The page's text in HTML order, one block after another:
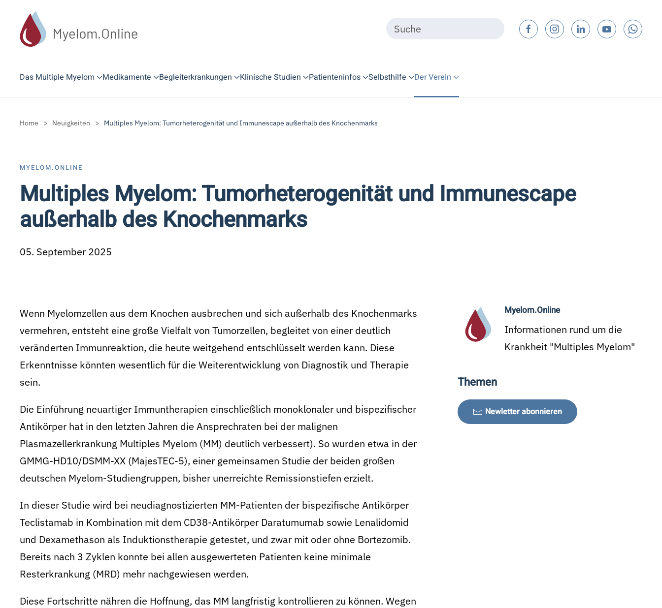
Zum Hauptinhalt springen
Das Multiple Myelom Medikamente Begleiterkrankungen Klinische Studien Patienteninfos Selbsthilfe Der Verein
Home Neuigkeiten Multiples Myelom: Tumorheterogenität und Immunescape außerhalb des Knochenmarks
MYELOM.ONLINE
Multiples Myelom: Tumorheterogenität und Immunescape
außerhalb des Knochenmarks
05. September 2025
Wenn Myelomzellen aus dem Knochen ausbrechen und sich außerhalb des Knochenmarks
vermehren, entsteht eine große Vielfalt von Tumorzellen, begleitet von einer deutlich
veränderten Immunreaktion, die heute weitgehend entschlüsselt werden kann. Diese
Erkenntnisse könnten wesentlich für die Weiterentwicklung von Diagnostik und Therapie
sein.
Die Einführung neuartiger Immuntherapien einschließlich monoklonaler und bispezifischer
Antikörper hat in den letzten Jahren die Ansprechraten bei der malignen
Plasmazellerkrankung Multiples Myelom (MM) deutlich verbessert). So wurden etwa in der
GMMG-HD10/DSMM-XX (MajesTEC-5), einer gemeinsamen Studie der beiden großen
deutschen Myelom-Studiengruppen, bisher unerreichte Remissionstiefen erzielt.
In dieser Studie wird bei neudiagnostizierten MM-Patienten der bispezifische Antikörper
Teclistamab in Kombination mit dem CD38-Antikörper Daratumumab sowie Lenalidomid
und Dexamethason als Induktionstherapie getestet, und zwar mit oder ohne Bortezomib.
Bereits nach 3 Zyklen konnte bei allen ausgewerteten Patienten keine minimale
Resterkrankung (MRD) mehr nachgewiesen werden.
Diese Fortschritte nähren die Hoffnung, das MM langfristig kontrollieren zu können. Wegen
Myelom.Online
Informationen rund um die
Krankheit "Multiples Myelom"
Themen
Newletter abonnieren